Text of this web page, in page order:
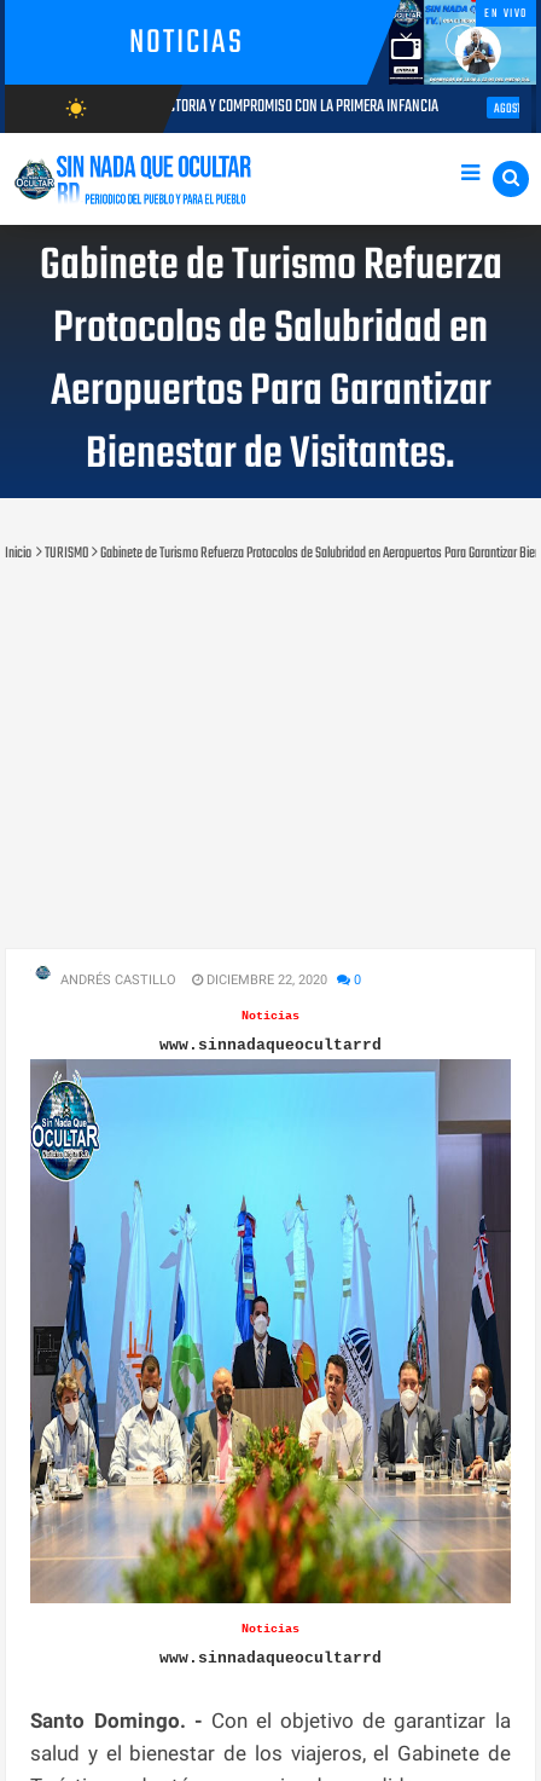
NOTICIAS
EN VIVO
wb_sunny
AGOSTO/8/2026
Y COMPROMISO CON LA PRIMERA INFANCIA AGOSTO 05, 2026 Autoridades del
Gabinete de Turismo Refuerza
Protocolos de Salubridad en
Aeropuertos Para Garantizar
Bienestar de Visitantes.
Inicio TURISMO Gabinete de Turismo Refuerza Protocolos de Salubridad en Aeropuertos Para Garantizar
ANDRÉS CASTILLO DICIEMBRE 22, 2020 0
Noticias
www.sinnadaqueocultarrd
Noticias
www.sinnadaqueocultarrd
Santo Domingo. - Con el objetivo de garantizar la
salud y el bienestar de los viajeros, el Gabinete de